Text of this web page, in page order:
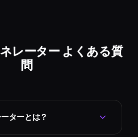
レーター よくある質
問
ターとは？